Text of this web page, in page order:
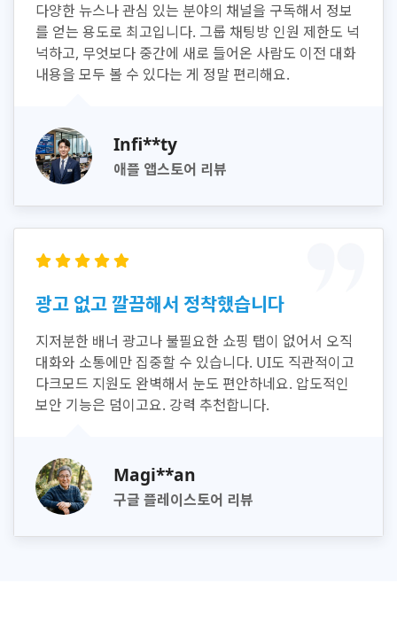
다양한 뉴스나 관심 있는 분야의 채널을 구독해서 정보
를 얻는 용도로 최고입니다. 그룹 채팅방 인원 제한도 넉
넉하고, 무엇보다 중간에 새로 들어온 사람도 이전 대화
내용을 모두 볼 수 있다는 게 정말 편리해요.
Infi**ty
애플 앱스토어 리뷰
광고 없고 깔끔해서 정착했습니다
지저분한 배너 광고나 불필요한 쇼핑 탭이 없어서 오직
대화와 소통에만 집중할 수 있습니다. UI도 직관적이고
다크모드 지원도 완벽해서 눈도 편안하네요. 압도적인
보안 기능은 덤이고요. 강력 추천합니다.
Magi**an
구글 플레이스토어 리뷰